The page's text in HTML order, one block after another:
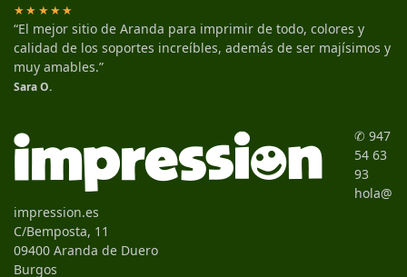
★★★★★
“El mejor sitio de Aranda para imprimir de todo, colores y
calidad de los soportes increíbles, además de ser majísimos y
muy amables.”
Sara O.
✆ 947
54 63
93
hola@
impression.es
C/Bemposta, 11
09400 Aranda de Duero
Burgos